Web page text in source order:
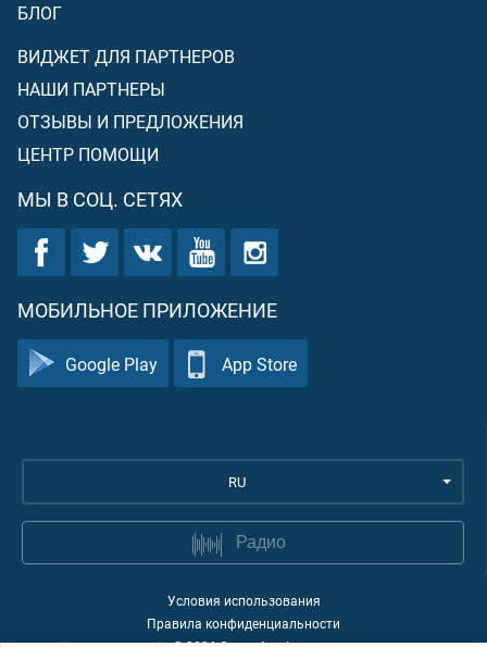
БЛОГ
ВИДЖЕТ ДЛЯ ПАРТНЕРОВ
НАШИ ПАРТНЕРЫ
ОТЗЫВЫ И ПРЕДЛОЖЕНИЯ
ЦЕНТР ПОМОЩИ
МЫ В СОЦ. СЕТЯХ
МОБИЛЬНОЕ ПРИЛОЖЕНИЕ
Google Play App Store
RU
Радио
Условия использования
Правила конфиденциальности